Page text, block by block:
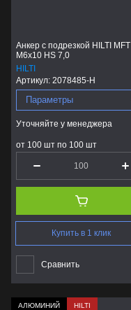
Анкер с подрезкой HILTI MFT
M6x10 HS 7,0
HILTI
Артикул: 2078485-H
Параметры
Уточняйте у менеджера
от 100 шт по 100 шт
Купить в 1 клик
Сравнить
АЛЮМИНИЙ HILTI